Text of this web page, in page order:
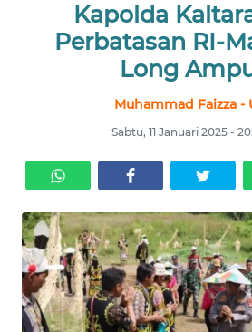
Kapolda
Perbatasan RI-
Long
Muhammad Faizza -
Sabtu, 11 Januari 2025 -
SERBA-
SERBI
OPINI
Informasi
INDEKS